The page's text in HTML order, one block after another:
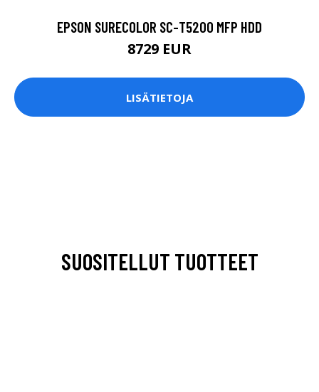
EPSON SURECOLOR SC-T5200 MFP HDD
8729 EUR
LISÄTIETOJA
SUOSITELLUT TUOTTEET